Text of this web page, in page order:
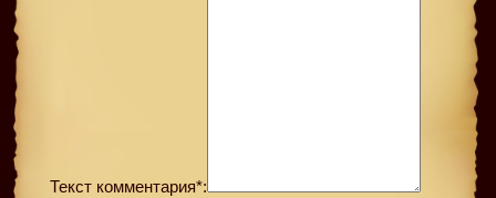
Текст комментария*: